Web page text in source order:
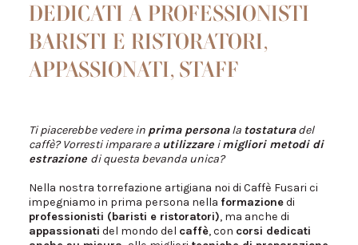
DEDICATI A PROFESSIONISTI
BARISTI E RISTORATORI,
APPASSIONATI, STAFF
Ti piacerebbe vedere in prima personala tostaturadel
caffè? Vorresti imparare a utilizzare imigliori metodi di
estrazione di questa bevanda unica?
Nella nostra torrefazione artigiana noi di Caffè Fusari ci
impegniamo in prima persona nella formazionedi
professionisti (baristi e ristoratori), ma anche di
appassionati del mondo del caffè, con corsi dedicati